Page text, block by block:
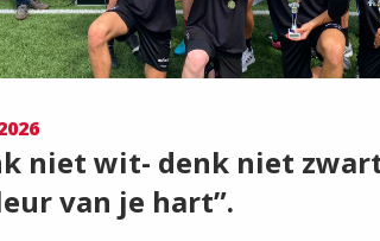
niet wit- denk niet
van je hart”.